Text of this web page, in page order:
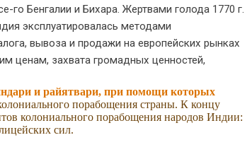
Бенгалии и Бихара. Жертвами голода 1770 г.
эксплуатировалась методами
вывоза и продажи на европейских рынках
ценам, захвата громадных ценностей,
и райятвари, при помощи которых
порабощения страны. К концу
колониального порабощения народов Индии:
сил.